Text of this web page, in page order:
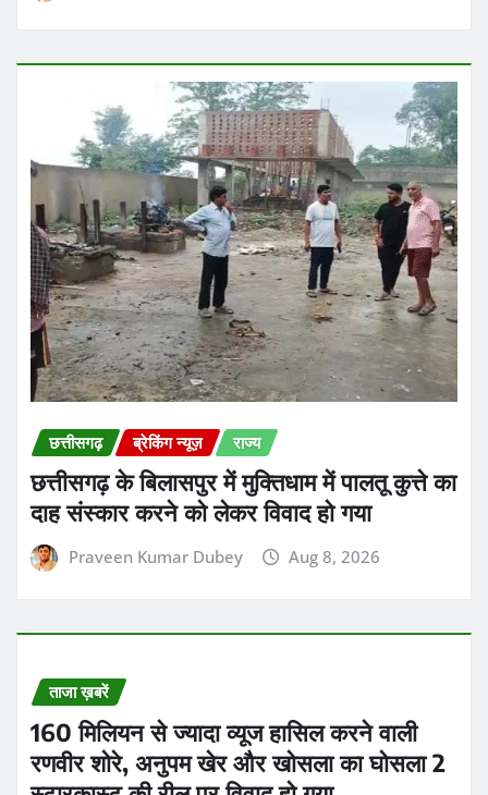
छत्तीसगढ़ ब्रेकिंग न्यूज़ राज्य
छत्तीसगढ़ के बिलासपुर में मुक्तिधाम में पालतू कुत्ते का
दाह संस्कार करने को लेकर विवाद हो गया
Praveen Kumar Dubey Aug 8, 2026
ताजा ख़बरें
160 मिलियन से ज्यादा व्यूज हासिल करने वाली
रणवीर शोरे, अनुपम खेर और खोसला का घोसला 2